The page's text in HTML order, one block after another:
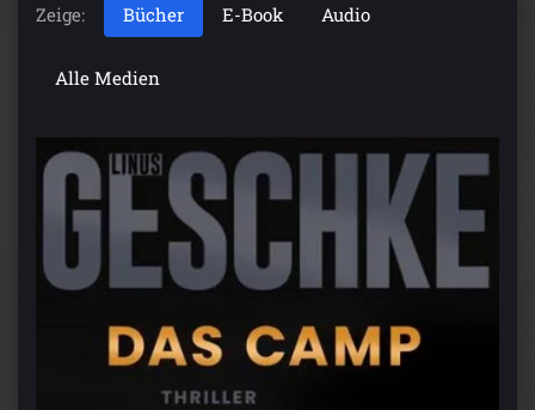
Zeige: Bücher E-Book Audio
Alle Medien